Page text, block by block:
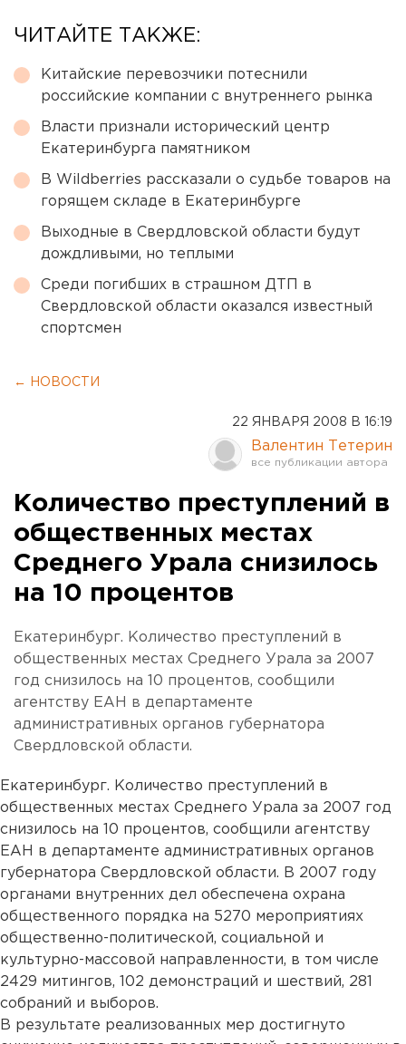
ЧИТАЙТЕ ТАКЖЕ:
Китайские перевозчики потеснили
российские компании с внутреннего рынка
Власти признали исторический центр
Екатеринбурга памятником
В Wildberries рассказали о судьбе товаров на
горящем складе в Екатеринбурге
Выходные в Свердловской области будут
дождливыми, но теплыми
Среди погибших в страшном ДТП в
Свердловской области оказался известный
спортсмен
← НОВОСТИ
22 ЯНВАРЯ 2008 В 16:19
Валентин Тетерин
Количество преступлений в
общественных местах
Среднего Урала снизилось
на 10 процентов
Екатеринбург. Количество преступлений в
общественных местах Среднего Урала за 2007
год снизилось на 10 процентов, сообщили
агентству ЕАН в департаменте
административных органов губернатора
Свердловской области.
Екатеринбург. Количество преступлений в
общественных местах Среднего Урала за 2007 год
снизилось на 10 процентов, сообщили агентству
ЕАН в департаменте административных органов
губернатора Свердловской области. В 2007 году
органами внутренних дел обеспечена охрана
общественного порядка на 5270 мероприятиях
общественно-политической, социальной и
культурно-массовой направленности, в том числе
2429 митингов, 102 демонстраций и шествий, 281
собраний и выборов.
В результате реализованных мер достигнуто